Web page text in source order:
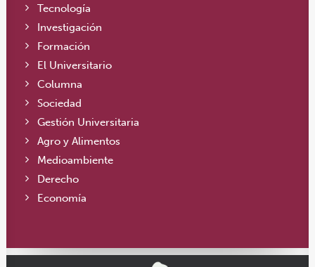
Tecnología
Investigación
Formación
El Universitario
Columna
Sociedad
Gestión Universitaria
Agro y Alimentos
Medioambiente
Derecho
Economía